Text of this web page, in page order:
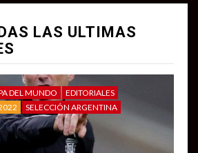
LAS ULTIMAS
DEL MUNDO
EDITORIALES
SELECCIÓN ARGENTINA